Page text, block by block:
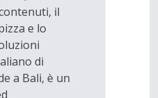
il
e lo
di
a Bali, è un